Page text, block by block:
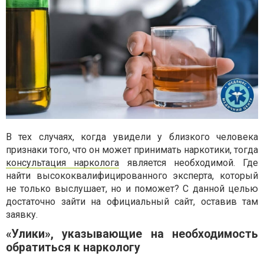
В тех случаях, когда увидели у близкого человека
признаки того, что он может принимать наркотики, тогда
консультация нарколога является необходимой. Где
найти высококвалифицированного эксперта, который
не только выслушает, но и поможет? С данной целью
достаточно зайти на официальный сайт, оставив там
заявку.
«Улики», указывающие на необходимость
обратиться к наркологу